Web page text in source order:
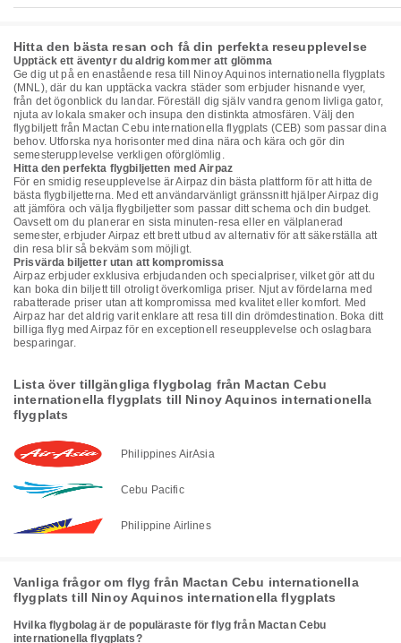
Hitta den bästa resan och få din perfekta reseupplevelse
Upptäck ett äventyr du aldrig kommer att glömma
Ge dig ut på en enastående resa till Ninoy Aquinos internationella flygplats
(MNL), där du kan upptäcka vackra städer som erbjuder hisnande vyer,
från det ögonblick du landar. Föreställ dig själv vandra genom livliga gator,
njuta av lokala smaker och insupa den distinkta atmosfären. Välj den
flygbiljett från Mactan Cebu internationella flygplats (CEB) som passar dina
behov. Utforska nya horisonter med dina nära och kära och gör din
semesterupplevelse verkligen oförglömlig.
Hitta den perfekta flygbiljetten med Airpaz
För en smidig reseupplevelse är Airpaz din bästa plattform för att hitta de
bästa flygbiljetterna. Med ett användarvänligt gränssnitt hjälper Airpaz dig
att jämföra och välja flygbiljetter som passar ditt schema och din budget.
Oavsett om du planerar en sista minuten-resa eller en välplanerad
semester, erbjuder Airpaz ett brett utbud av alternativ för att säkerställa att
din resa blir så bekväm som möjligt.
Prisvärda biljetter utan att kompromissa
Airpaz erbjuder exklusiva erbjudanden och specialpriser, vilket gör att du
kan boka din biljett till otroligt överkomliga priser. Njut av fördelarna med
rabatterade priser utan att kompromissa med kvalitet eller komfort. Med
Airpaz har det aldrig varit enklare att resa till din drömdestination. Boka ditt
billiga flyg med Airpaz för en exceptionell reseupplevelse och oslagbara
besparingar.
Lista över tillgängliga flygbolag från Mactan Cebu
internationella flygplats till Ninoy Aquinos internationella
flygplats
Philippines AirAsia
Cebu Pacific
Philippine Airlines
Vanliga frågor om flyg från Mactan Cebu internationella
flygplats till Ninoy Aquinos internationella flygplats
Hvilka flygbolag är de populäraste för flyg från Mactan Cebu
internationella flygplats?